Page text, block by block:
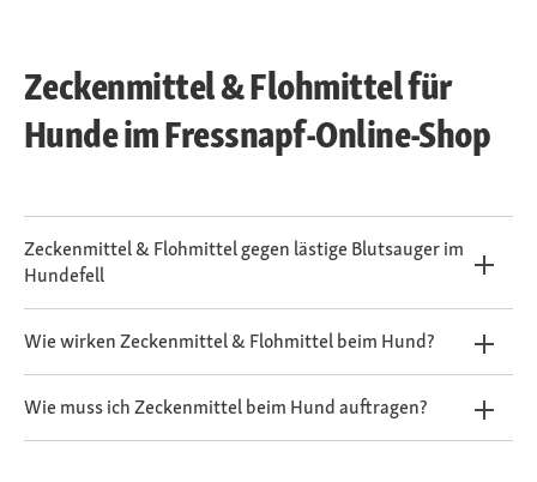
Zeckenmittel & Flohmittel für
Hunde im Fressnapf-Online-Shop
Zeckenmittel & Flohmittel gegen lästige Blutsauger im
Hundefell
Wie wirken Zeckenmittel & Flohmittel beim Hund?
Wie muss ich Zeckenmittel beim Hund auftragen?